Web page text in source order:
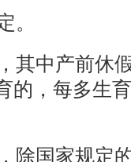
。
其中产前休
的，每多生
除国家规定